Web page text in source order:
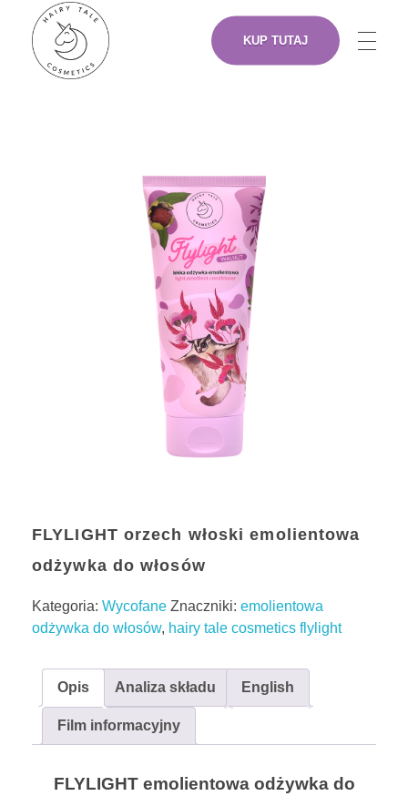
KUP TUTAJ
ENGLISH
FLYLIGHT orzech włoski emolientowa
odżywka do włosów
Kategoria: Wycofane Znaczniki: emolientowa
odżywka do włosów, hairy tale cosmetics flylight
Opis Analiza składu English
Film informacyjny
FLYLIGHT emolientowa odżywka do